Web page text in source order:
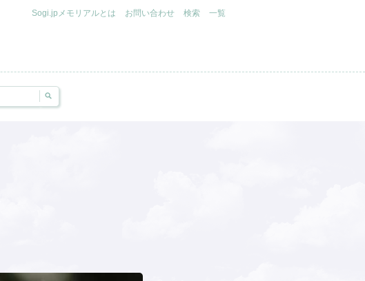
Sogi.jpメモリアルとは お問い合わせ 検索 一覧